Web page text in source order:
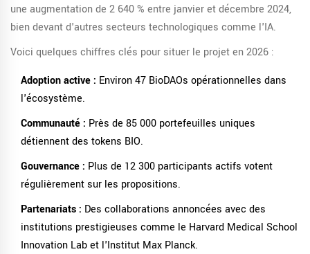
une augmentation de 2 640 % entre janvier et décembre 2024,
bien devant d'autres secteurs technologiques comme l'IA.
Voici quelques chiffres clés pour situer le projet en 2026 :
Adoption active : Environ 47 BioDAOs opérationnelles dans
l'écosystème.
Communauté : Près de 85 000 portefeuilles uniques
détiennent des tokens BIO.
Gouvernance : Plus de 12 300 participants actifs votent
régulièrement sur les propositions.
Partenariats : Des collaborations annoncées avec des
institutions prestigieuses comme le Harvard Medical School
Innovation Lab et l'Institut Max Planck.